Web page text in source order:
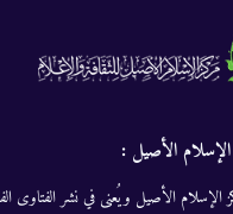
الأصيل :
الأصيل ويُعنى في نشر الفتاوى